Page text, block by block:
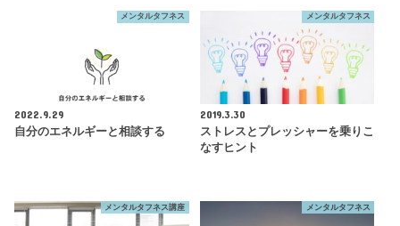
メンタルタフネス
2022.9.29
自分のエネルギーと相談する
メンタルタフネス
2019.3.30
ストレスとプレッシャーを乗りこ
なすヒント
メンタルタフネス講座 メンタルタフネス